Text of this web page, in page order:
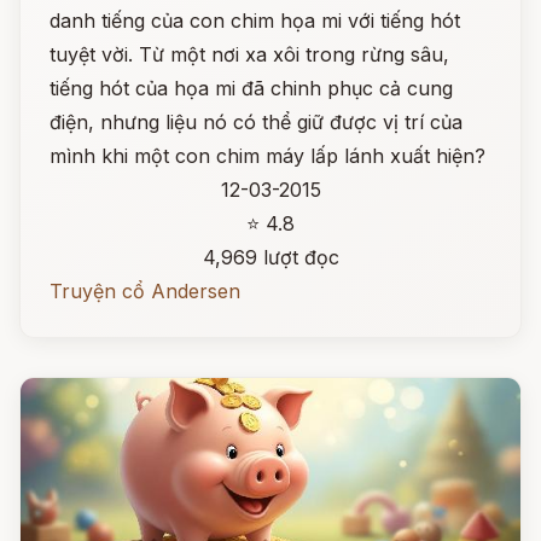
danh tiếng của con chim họa mi với tiếng hót
tuyệt vời. Từ một nơi xa xôi trong rừng sâu,
tiếng hót của họa mi đã chinh phục cả cung
điện, nhưng liệu nó có thể giữ được vị trí của
mình khi một con chim máy lấp lánh xuất hiện?
12-03-2015
⭐ 4.8
4,969 lượt đọc
Truyện cổ Andersen